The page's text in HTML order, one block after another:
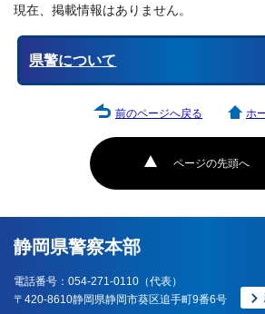
現在、掲載情報はありません。
県警について
ページの先頭へ
前のページへ戻る ホ
静岡県警察本部
電話番号：054-271-0110（代表）
〒420-8610静岡県静岡市葵区追手町9番6号